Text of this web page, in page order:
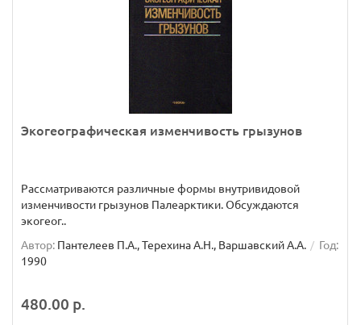
Экогеографическая изменчивость грызунов
Рассматриваются различные формы внутривидовой
изменчивости грызунов Палеарктики. Обсуждаются
экогеог..
Автор: Пантелеев П.А., Терехина А.Н., Варшавский А.А.
Год:
1990
480.00 р.